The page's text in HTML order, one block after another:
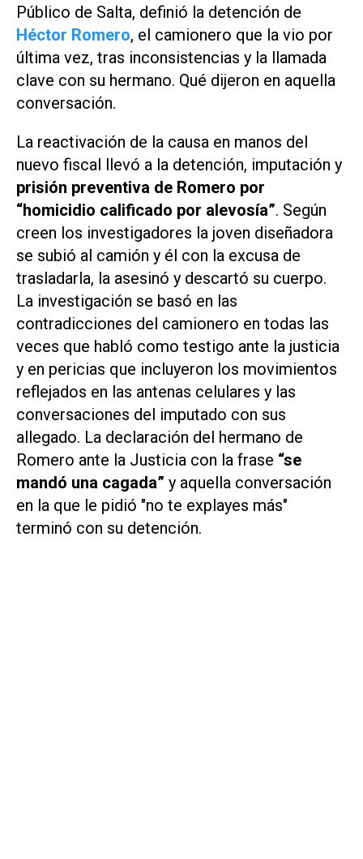
Público de Salta, definió la detención de
Héctor Romero, el camionero que la vio por
última vez, tras inconsistencias y la llamada
clave con su hermano. Qué dijeron en aquella
conversación.
La reactivación de la causa en manos del
nuevo fiscal llevó a la detención, imputación y
prisión preventiva de Romero por
“homicidio calificado por alevosía”. Según
creen los investigadores la joven diseñadora
se subió al camión y él con la excusa de
trasladarla, la asesinó y descartó su cuerpo.
La investigación se basó en las
contradicciones del camionero en todas las
veces que habló como testigo ante la justicia
y en pericias que incluyeron los movimientos
reflejados en las antenas celulares y las
conversaciones del imputado con sus
allegado. La declaración del hermano de
Romero ante la Justicia con la frase “se
mandó una cagada” y aquella conversación
en la que le pidió "no te explayes más"
terminó con su detención.